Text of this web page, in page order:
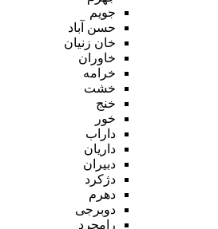
جویم
حسن آباد
خان زنیان
خاوران
خرامه
خشت
خنج
خور
داراب
داریان
دبیران
دژکرد
دهرم
دوبرجی
رامجرد